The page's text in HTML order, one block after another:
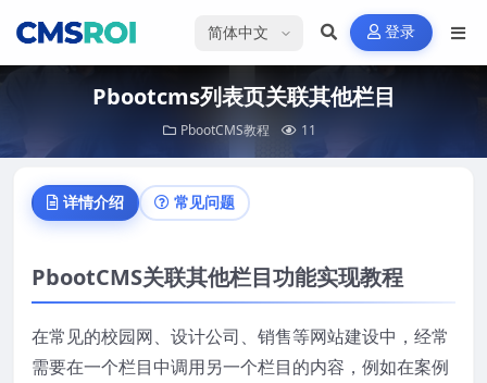
选择语言 登录
Pbootcms列表页关联其他栏目
PbootCMS教程 11
详情介绍 常见问题
PbootCMS关联其他栏目功能实现教程
在常见的校园网、设计公司、销售等网站建设中，经常
需要在一个栏目中调用另一个栏目的内容，例如在案例